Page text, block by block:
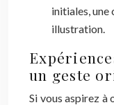
initiales, une
illustration.
un geste
Si vous aspirez